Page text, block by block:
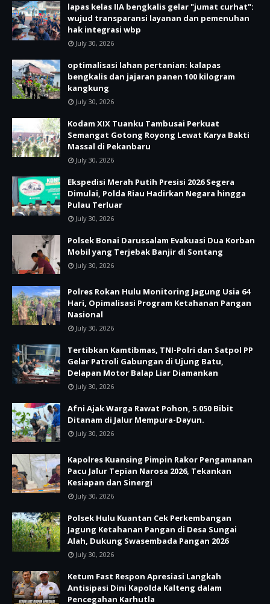
lapas kelas IIA bengkalis gelar "jumat curhat":
wujud transparansi layanan dan pemenuhan
hak integrasi wbp
July 30, 2026
optimalisasi lahan pertanian: kalapas
bengkalis dan jajaran panen 100 kilogram
kangkung
July 30, 2026
Kodam XIX Tuanku Tambusai Perkuat
Semangat Gotong Royong Lewat Karya Bakti
Massal di Pekanbaru
July 30, 2026
Ekspedisi Merah Putih Presisi 2026 Segera
Dimulai, Polda Riau Hadirkan Negara hingga
Pulau Terluar
July 30, 2026
Polsek Bonai Darussalam Evakuasi Dua Korban
Mobil yang Terjebak Banjir di Sontang
July 30, 2026
Polres Rokan Hulu Monitoring Jagung Usia 64
Hari, Opimalisasi Program Ketahanan Pangan
Nasional
July 30, 2026
Tertibkan Kamtibmas, TNI-Polri dan Satpol PP
Gelar Patroli Gabungan di Ujung Batu,
Delapan Motor Balap Liar Diamankan
July 30, 2026
Afni Ajak Warga Rawat Pohon, 5.050 Bibit
Ditanam di Jalur Mempura-Dayun.
July 30, 2026
Kapolres Kuansing Pimpin Rakor Pengamanan
Pacu Jalur Tepian Narosa 2026, Tekankan
Kesiapan dan Sinergi
July 30, 2026
Polsek Hulu Kuantan Cek Perkembangan
Jagung Ketahanan Pangan di Desa Sungai
Alah, Dukung Swasembada Pangan 2026
July 30, 2026
Ketum Fast Respon Apresiasi Langkah
Antisipasi Dini Kapolda Kalteng dalam
Pencegahan Karhutla